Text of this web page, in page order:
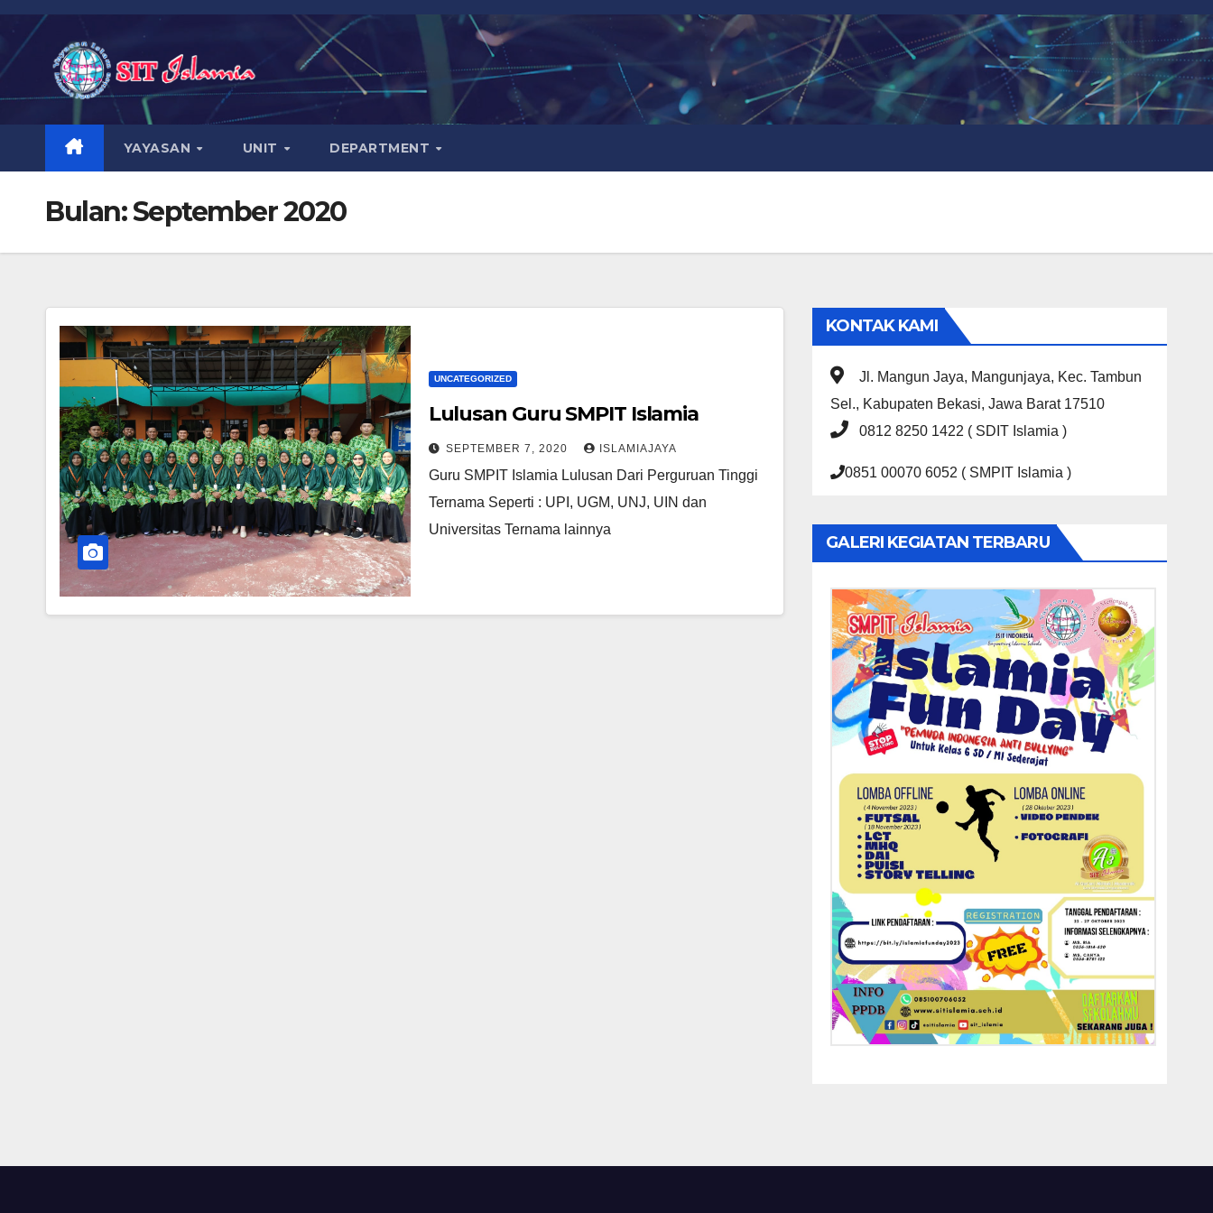
YAYASAN UNIT DEPARTMENT
Bulan:September 2020
UNCATEGORIZED
Lulusan Guru SMPIT Islamia
SEPTEMBER 7, 2020 ISLAMIAJAYA
Guru SMPIT Islamia Lulusan Dari Perguruan Tinggi
Ternama Seperti : UPI, UGM, UNJ, UIN dan
Universitas Ternama lainnya
KONTAK KAMI
Jl. Mangun Jaya, Mangunjaya, Kec. Tambun
Sel., Kabupaten Bekasi, Jawa Barat 17510
0812 8250 1422 ( SDIT Islamia )
0851 00070 6052 ( SMPIT Islamia )
GALERI KEGIATAN TERBARU